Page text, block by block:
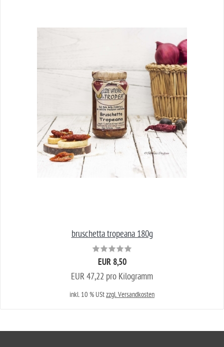
bruschetta tropeana 180g
EUR 8,50
EUR 47,22 pro Kilogramm
inkl. 10 % UStzzgl. Versandkosten